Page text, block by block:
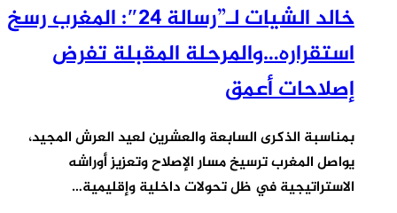
خالد الشيات لـ”رسالة 24″: المغرب رسخ
استقراره…والمرحلة المقبلة تفرض
إصلاحات أعمق
بمناسبة الذكرى السابعة والعشرين لعيد العرش المجيد،
يواصل المغرب ترسيخ مسار الإصلاح وتعزيز أوراشه
الاستراتيجية في ظل تحولات داخلية وإقليمية…